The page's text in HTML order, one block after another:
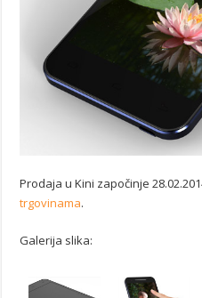
Prodaja u Kini započinje
trgovinama.
Galerija slika: